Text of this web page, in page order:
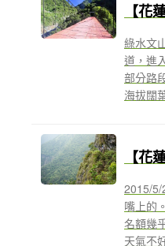
【花
綠水文
道，進
部分路
海拔闊
【花
2015/5/
嘴上的
名額幾
天氣不